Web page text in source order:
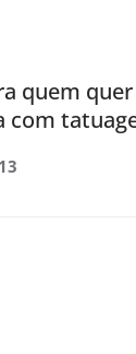
quem
com